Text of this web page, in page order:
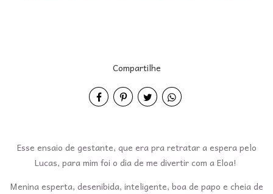
Compartilhe
Esse ensaio de gestante, que era pra retratar a espera pelo
Lucas, para mim foi o dia de me divertir com a Eloa!
Menina esperta, desenibida, inteligente, boa de papo e cheia de